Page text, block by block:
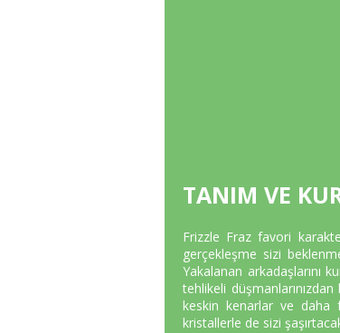
TANIM VE
Frizzle Fraz favori
gerçekleşme sizi
Yakalanan arkadaşlarını
tehlikeli
keskin kenarlar ve daha
kristallerle de sizi